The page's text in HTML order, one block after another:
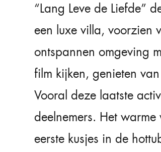
“Lang Leve de Liefde”
een luxe villa, voorzien
ontspannen omgeving
film kijken, genieten
Vooral deze laatste
deelnemers. Het
eerste kusjes in de